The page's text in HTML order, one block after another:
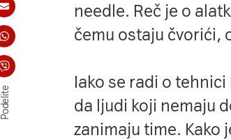
Podelite na imejl
Podelite na WhatsApp
Podelite na Viberu
Podelite
needle. Reč je o
čemu ostaju čvorići,
Iako se radi o
da ljudi koji nemaju
zanimaju time. Kako